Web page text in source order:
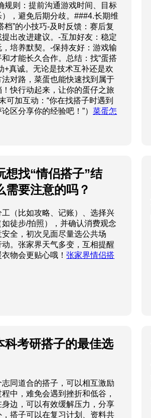
规则：提前沟通游戏时间、目标
），避免后期分歧。###4.长期维
档”的小技巧-及时反馈：赛后复
出改进建议。-互加好友：稳定
培养默契。-保持友好：游戏输
才能长久合作。总结：找“蛋搭
+真诚。无论是技术互补还是欢
法对路，菜蛋也能快速找到属于
快行动起来，让你的蛋仔之旅
可加互动：“你在找搭子时遇到
区分享你的经验吧！”）菜蛋怎
想找“情侣搭子”结
需要注意的吗？
（比如攻略、记账）、选择兴
徒步/拍照），并确认消费观念
全，初次见面尽量选公共场
。张家界天气多变，互相提醒
物会更贴心哦！张家界情侣搭
科考研搭子的最佳选
同道合的搭子，可以相互激励
中，难免会遇到挫折和低谷，
边，可以有效缓解压力，分享
搭子可以在复习计划、资料共